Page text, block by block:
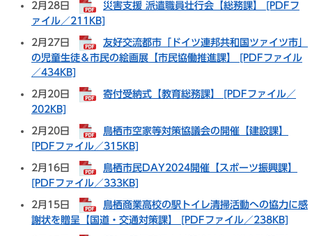
2月28日
災害支援 派遣職員壮行会【総務課】 [PDFフ
ァイル／211KB]
2月27日
友好交流都市「ドイツ連邦共和国ツァイツ市」
の児童生徒＆市民の絵画展【市民協働推進課】 [PDFファイル
／434KB]
2月20日
寄付受納式【教育総務課】 [PDFファイル／
202KB]
2月20日
鳥栖市空家等対策協議会の開催【建設課】
[PDFファイル／315KB]
2月16日
鳥栖市民DAY2024開催【スポーツ振興課】
[PDFファイル／333KB]
2月15日
鳥栖商業高校の駅トイレ清掃活動への協力に感
謝状を贈呈【国道・交通対策課】 [PDFファイル／238KB]